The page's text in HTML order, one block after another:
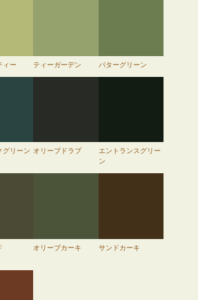
ィー ティーガーデン パターグリーン
グリーン オリーブドラブ
エントランスグリー
ン
オリーブカーキ サンドカーキ